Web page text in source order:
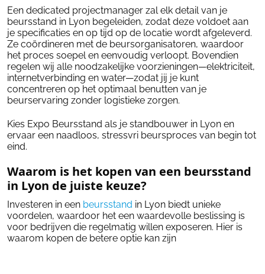
Een dedicated projectmanager zal elk detail van je
beursstand in Lyon begeleiden, zodat deze voldoet aan
je specificaties en op tijd op de locatie wordt afgeleverd.
Ze coördineren met de beursorganisatoren, waardoor
het proces soepel en eenvoudig verloopt. Bovendien
regelen wij alle noodzakelijke voorzieningen—elektriciteit,
internetverbinding en water—zodat jij je kunt
concentreren op het optimaal benutten van je
beurservaring zonder logistieke zorgen.
Kies Expo Beursstand als je standbouwer in Lyon en
ervaar een naadloos, stressvri beursproces van begin tot
eind.
Waarom is het kopen van een beursstand
in Lyon de juiste keuze?
Investeren in een beursstand in Lyon biedt unieke
voordelen, waardoor het een waardevolle beslissing is
voor bedrijven die regelmatig willen exposeren. Hier is
waarom kopen de betere optie kan zijn